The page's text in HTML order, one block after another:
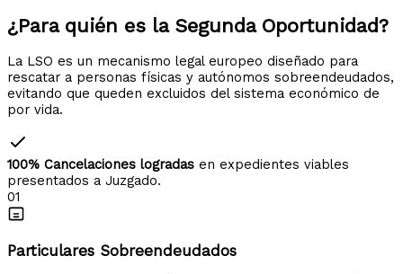
¿Para quién es la Segunda Oportunidad?
La LSO es un mecanismo legal europeo diseñado para
rescatar a personas físicas y autónomos sobreendeudados,
evitando que queden excluidos del sistema económico de
por vida.
100% Cancelaciones logradas en expedientes viables
presentados a Juzgado.
01
Particulares Sobreendeudados